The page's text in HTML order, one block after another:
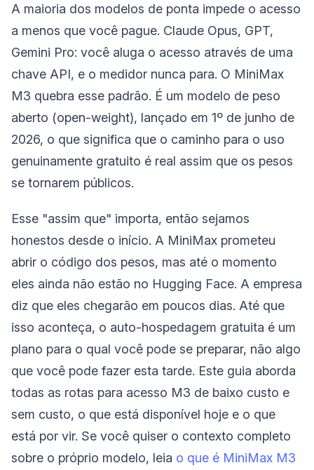
A maioria dos modelos de ponta impede o acesso
a menos que você pague. Claude Opus, GPT,
Gemini Pro: você aluga o acesso através de uma
chave API, e o medidor nunca para. O MiniMax
M3 quebra esse padrão. É um modelo de peso
aberto (open-weight), lançado em 1º de junho de
2026, o que significa que o caminho para o uso
genuinamente gratuito é real assim que os pesos
se tornarem públicos.
Esse "assim que" importa, então sejamos
honestos desde o início. A MiniMax prometeu
abrir o código dos pesos, mas até o momento
eles ainda não estão no Hugging Face. A empresa
diz que eles chegarão em poucos dias. Até que
isso aconteça, o auto-hospedagem gratuita é um
plano para o qual você pode se preparar, não algo
que você pode fazer esta tarde. Este guia aborda
todas as rotas para acesso M3 de baixo custo e
sem custo, o que está disponível hoje e o que
está por vir. Se você quiser o contexto completo
sobre o próprio modelo, leia o que é MiniMax M3